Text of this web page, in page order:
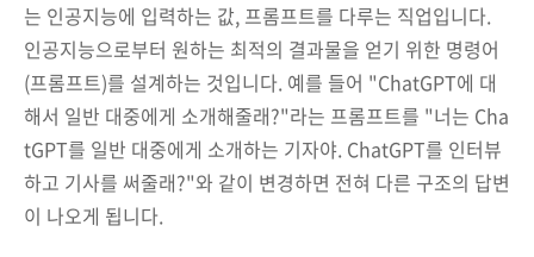
는 인공지능에 입력하는 값, 프롬프트를 다루는 직업입니다.
인공지능으로부터 원하는 최적의 결과물을 얻기 위한 명령어
(프롬프트)를 설계하는 것입니다. 예를 들어 "ChatGPT에 대
해서 일반 대중에게 소개해줄래?"라는 프롬프트를 "너는 Cha
tGPT를 일반 대중에게 소개하는 기자야. ChatGPT를 인터뷰
하고 기사를 써줄래?"와 같이 변경하면 전혀 다른 구조의 답변
이 나오게 됩니다.